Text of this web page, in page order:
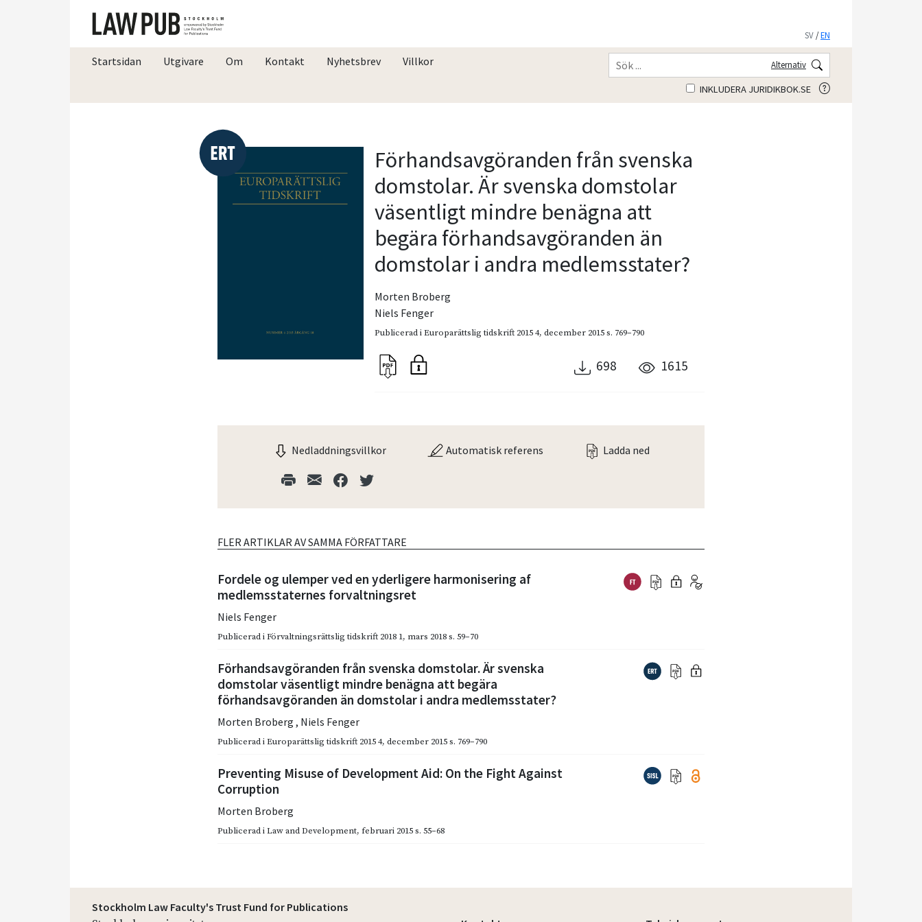
SV /EN
Startsidan Utgivare Om Kontakt Nyhetsbrev Villkor Alternativ
INKLUDERA JURIDIKBOK.SE
Förhandsavgöranden från svenska
domstolar. Är svenska domstolar
väsentligt mindre benägna att
begära förhandsavgöranden än
domstolar i andra medlemsstater?
Morten Broberg
Niels Fenger
Publicerad iEuroparättslig tidskrift 2015 4,december 2015s. 769–790
698 1615
Nedladdningsvillkor Automatisk referens Ladda ned
FLER ARTIKLAR AV SAMMA FÖRFATTARE
Fordele og ulemper ved en yderligere harmonisering af
medlemsstaternes forvaltningsret
Niels Fenger
Publicerad iFörvaltningsrättslig tidskrift 2018 1, mars 2018 s. 59–70
Förhandsavgöranden från svenska domstolar. Är svenska
domstolar väsentligt mindre benägna att begära
förhandsavgöranden än domstolar i andra medlemsstater?
Morten Broberg, Niels Fenger
Publicerad iEuroparättslig tidskrift 2015 4,december 2015 s. 769–790
Preventing Misuse of Development Aid: On the Fight Against
Corruption
Morten Broberg
Publicerad iLaw and Development,februari 2015 s. 55–68
Stockholm Law Faculty's Trust Fund for Publications